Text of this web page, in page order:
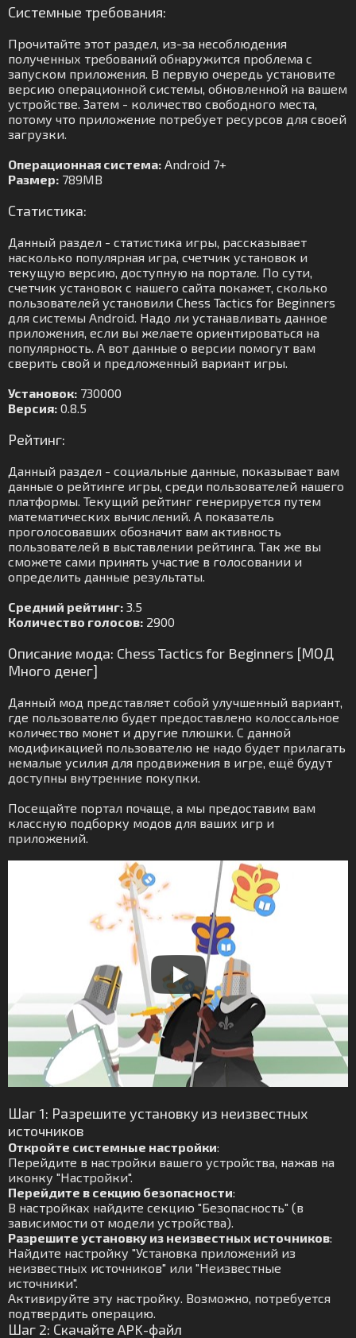
Системные требования:
Прочитайте этот раздел, из-за несоблюдения
полученных требований обнаружится проблема с
запуском приложения. В первую очередь установите
версию операционной системы, обновленной на вашем
устройстве. Затем - количество свободного места,
потому что приложение потребует ресурсов для своей
загрузки.
Операционная система: Android 7+
Размер: 789MB
Статистика:
Данный раздел - статистика игры, рассказывает
насколько популярная игра, счетчик установок и
текущую версию, доступную на портале. По сути,
счетчик установок с нашего сайта покажет, сколько
пользователей установили Chess Tactics for Beginners
для системы Android. Надо ли устанавливать данное
приложения, если вы желаете ориентироваться на
популярность. А вот данные о версии помогут вам
сверить свой и предложенный вариант игры.
Установок: 730000
Версия: 0.8.5
Рейтинг:
Данный раздел - социальные данные, показывает вам
данные о рейтинге игры, среди пользователей нашего
платформы. Текущий рейтинг генерируется путем
математических вычислений. А показатель
проголосовавших обозначит вам активность
пользователей в выставлении рейтинга. Так же вы
сможете сами принять участие в голосовании и
определить данные результаты.
Средний рейтинг: 3.5
Количество голосов: 2900
Описание мода: Chess Tactics for Beginners [МОД
Много денег]
Данный мод представляет собой улучшенный вариант,
где пользователю будет предоставлено колоссальное
количество монет и другие плюшки. С данной
модификацией пользователю не надо будет прилагать
немалые усилия для продвижения в игре, ещё будут
доступны внутренние покупки.
Посещайте портал почаще, а мы предоставим вам
классную подборку модов для ваших игр и
приложений.
Шаг 1: Разрешите установку из неизвестных
источников
Откройте системные настройки:
Перейдите в настройки вашего устройства, нажав на
иконку "Настройки".
Перейдите в секцию безопасности:
В настройках найдите секцию "Безопасность" (в
зависимости от модели устройства).
Разрешите установку из неизвестных источников:
Найдите настройку "Установка приложений из
неизвестных источников" или "Неизвестные
источники".
Активируйте эту настройку. Возможно, потребуется
подтвердить операцию.
Шаг 2: Скачайте APK-файл